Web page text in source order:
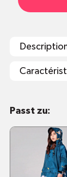
Knöpfe an
Wind- und
Auch für
der
Passt zu: